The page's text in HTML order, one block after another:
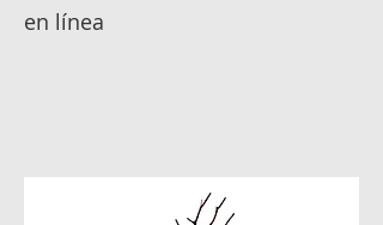
en línea